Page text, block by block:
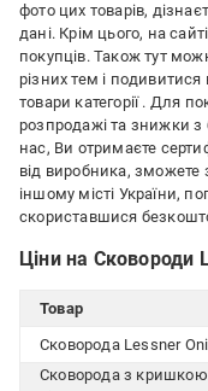
фото цих товарів,
дані. Крім цього, на
покупців. Також тут
різних тем і
товари категорії . Для
розпродажі та знижки з
нас, Ви отримаєте
від виробника, зможете
іншому місті України,
скориставшися
Ціни на Сковороди
Товар
Сковорода Lessner
Сковорода з